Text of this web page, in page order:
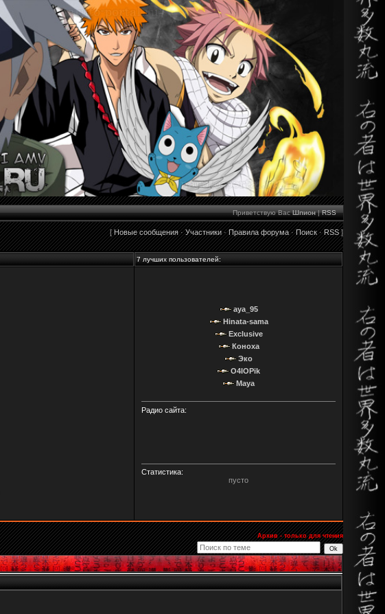
Приветствую Вас Шпион|RSS
[Новые сообщения·Участники·Правила форума·Поиск·RSS]
7 лучших пользователей:
aya_95
Hinata-sama
Exclusive
Коноха
Эко
O4IOPik
Maya
Радио сайта:
Статистика:
пусто
Архив - только для чтения